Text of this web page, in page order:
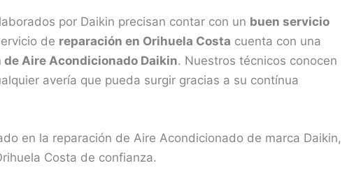
por Daikin precisan contar con un buen servicio
de reparación en Orihuela Costa cuenta con una
de Aire Acondicionado Daikin. Nuestros técnicos conocen
avería que pueda surgir gracias a su contínua
en la reparación de Aire Acondicionado de marca Daikin,
Costa de confianza.